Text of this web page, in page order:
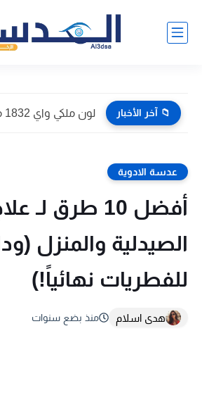
📁 آخر الأخبار
عدسة الادوية
أفضل 10 طرق لـ
الصيدلية والمنزل
للفطريات نهائياً!)
هدى اسلام منذ بضع سنوات